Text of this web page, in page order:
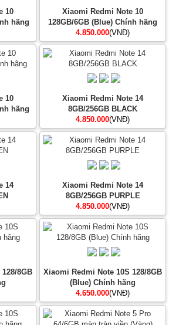
10
hãng
Xiaomi Redmi Note 10
128GB/6GB (Blue) Chính hãng
4.850.000(VNĐ)
10
hãng
Xiaomi Redmi Note 14
8GB/256GB BLACK
4.850.000(VNĐ)
14
Xiaomi Redmi Note 14
8GB/256GB PURPLE
4.850.000(VNĐ)
8GB
Xiaomi Redmi Note 10S 128/8GB
(Blue) Chính hãng
4.650.000(VNĐ)